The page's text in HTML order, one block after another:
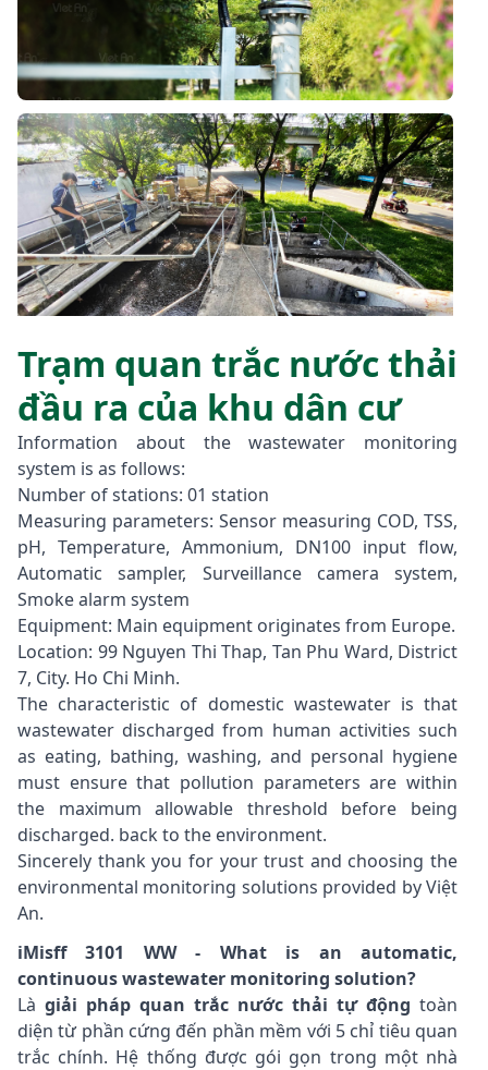
Trạm quan trắc nước thải
đầu ra của khu dân cư
Information about the wastewater monitoring
system is as follows:
Number of stations: 01 station
Measuring parameters: Sensor measuring COD, TSS,
pH, Temperature, Ammonium, DN100 input flow,
Automatic sampler, Surveillance camera system,
Smoke alarm system
Equipment: Main equipment originates from Europe.
Location: 99 Nguyen Thi Thap, Tan Phu Ward, District
7, City. Ho Chi Minh.
The characteristic of domestic wastewater is that
wastewater discharged from human activities such
as eating, bathing, washing, and personal hygiene
must ensure that pollution parameters are within
the maximum allowable threshold before being
discharged. back to the environment.
Sincerely thank you for your trust and choosing the
environmental monitoring solutions provided by Việt
An.
iMisff 3101 WW - What is an automatic,
continuous wastewater monitoring solution?
Là giải pháp quan trắc nước thải tự động toàn
diện từ phần cứng đến phần mềm với 5 chỉ tiêu quan
trắc chính. Hệ thống được gói gọn trong một nhà